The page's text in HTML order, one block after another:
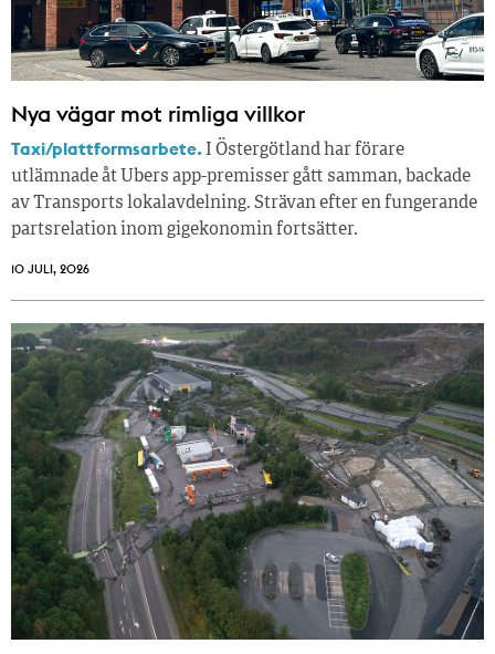
Nya vägar mot rimliga villkor
Taxi/plattformsarbete. I Östergötland har förare
utlämnade åt Ubers app-premisser gått samman, backade
av Transports lokalavdelning. Strävan efter en fungerande
partsrelation inom gigekonomin fortsätter.
10 JULI, 2026